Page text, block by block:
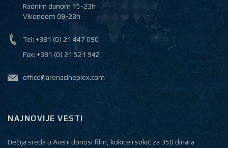
Radnim danom 15-23h
Vikendom 09-23h
Tel: +381 (0) 21 447 690
Fax: +381 (0) 21 521 942
office@arenacineplex.com
NAJNOVIJE VESTI
Dečija sreda u Areni donosi film, kokice i sokić za 350 dinara